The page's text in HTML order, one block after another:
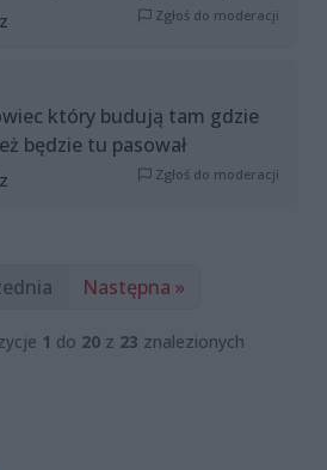
Zgłoś do moderacji
który budują tam gdzie
będzie tu pasował
Zgłoś do moderacji
Następna »
1 do 20 z 23 znalezionych